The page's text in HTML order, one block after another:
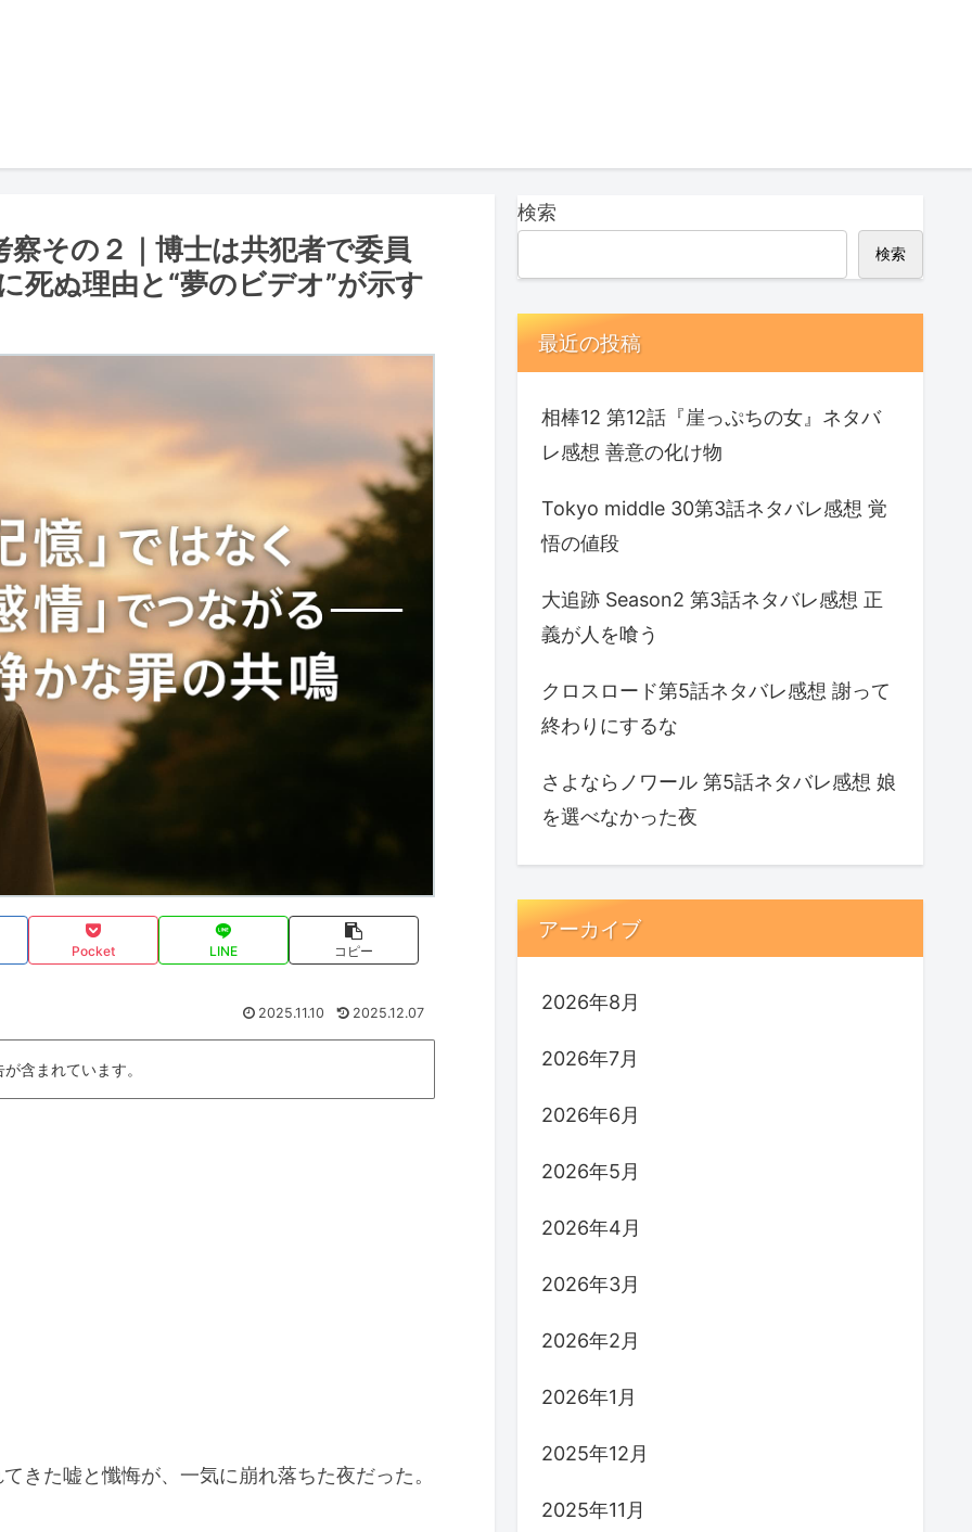
察その２｜博士は共犯者で委員
死ぬ理由と“夢のビデオ”が示す
Pocket LINE コピー
2025.11.10 2025.12.07
含まれています。
きた嘘と懺悔が、一気に崩れ落ちた夜だった。
検索
検索
最近の投稿
相棒12 第12話『崖っぷちの女』ネタバ
レ感想 善意の化け物
Tokyo middle 30第3話ネタバレ感想 覚
悟の値段
大追跡 Season2 第3話ネタバレ感想 正
義が人を喰う
クロスロード第5話ネタバレ感想 謝って
終わりにするな
さよならノワール 第5話ネタバレ感想 娘
を選べなかった夜
アーカイブ
2026年8月
2026年7月
2026年6月
2026年5月
2026年4月
2026年3月
2026年2月
2026年1月
2025年12月
2025年11月